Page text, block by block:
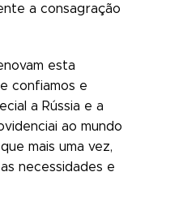
a consagração
esta
confiamos e
a Rússia e a
ao mundo
mais uma vez,
necessidades e